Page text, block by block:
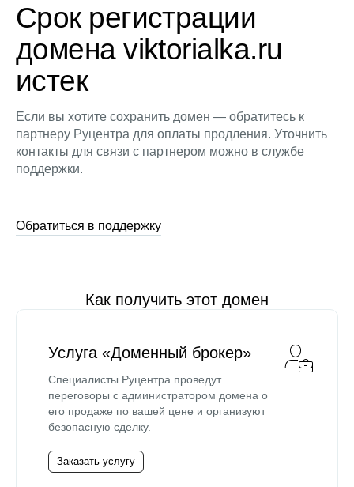
Срок регистрации
домена viktorialka.ru
истек
Если вы хотите сохранить домен — обратитесь к
партнеру Руцентра для оплаты продления. Уточнить
контакты для связи с партнером можно в службе
поддержки.
Обратиться в поддержку
Как получить этот домен
Услуга «Доменный брокер»
Специалисты Руцентра проведут
переговоры с администратором домена о
его продаже по вашей цене и организуют
безопасную сделку.
Заказать услугу